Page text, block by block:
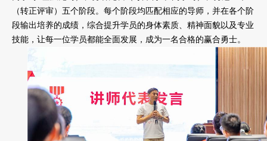
（转正评审）五个阶段。每个阶段均匹配相应的导师，并在各个阶
段输出培养的成绩，综合提升学员的身体素质、精神面貌以及专业
技能，让每一位学员都能全面发展，成为一名合格的赢合勇士。